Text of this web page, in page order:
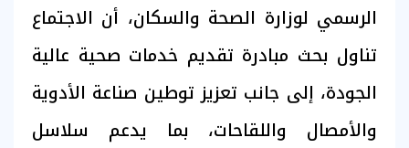
الرسمي لوزارة الصحة والسكان، أن الاجتماع
تناول بحث مبادرة تقديم خدمات صحية عالية
الجودة، إلى جانب تعزيز توطين صناعة الأدوية
والأمصال واللقاحات، بما يدعم سلاسل